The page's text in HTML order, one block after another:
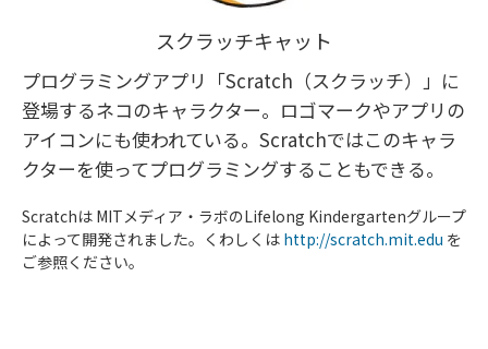
スクラッチキャット
プログラミングアプリ「Scratch（スクラッチ）」に
登場するネコのキャラクター。ロゴマークやアプリの
アイコンにも使われている。Scratchではこのキャラ
クターを使ってプログラミングすることもできる。
Scratchは MITメディア・ラボのLifelong Kindergartenグループ
によって開発されました。くわしくは http://scratch.mit.edu を
ご参照ください。